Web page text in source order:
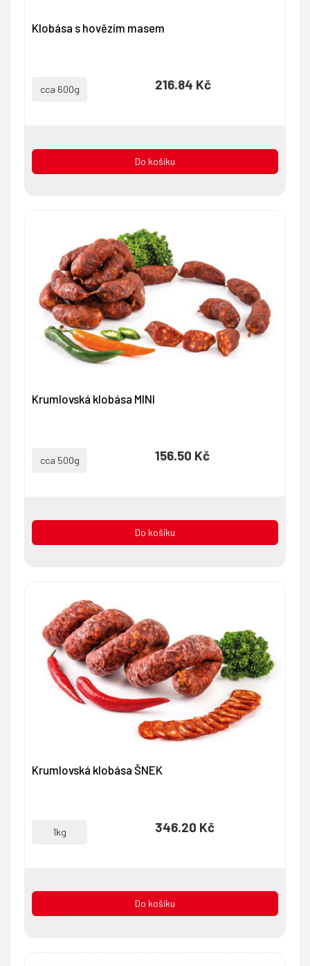
Klobása s hovězím masem
cca 600g 216.84 Kč
Do košíku
Krumlovská klobása MINI
cca 500g 156.50 Kč
Do košíku
Krumlovská klobása ŠNEK
1kg 346.20 Kč
Do košíku